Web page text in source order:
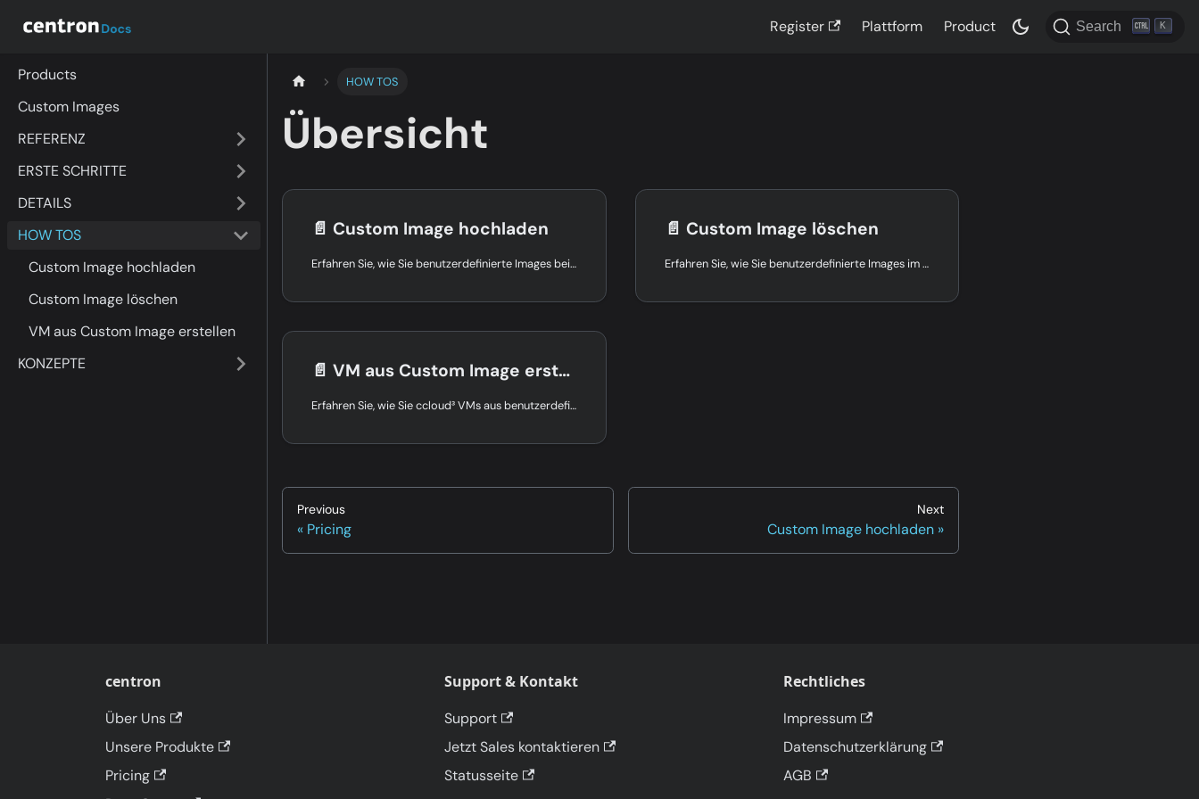
Register Plattform Product Search K
Products
Custom Images
REFERENZ
ERSTE SCHRITTE
DETAILS
HOW TOS
Custom Image hochladen
Custom Image löschen
VM aus Custom Image erstellen
KONZEPTE
HOW TOS
Übersicht
📄️ Custom Image hochladen
Erfahren Sie, wie Sie benutzerdefinierte Images bei centron hochladen: Anforderungen, unterstützte Formate, Upload per Control Panel oder URL und wichtige Hinweise.
📄️ Custom Image löschen
Erfahren Sie, wie Sie benutzerdefinierte Images im centron Control Panel sicher löschen und was dabei mit bestehenden ccloud³ VMs passiert.
📄️ VM aus Custom Image erstellen
Erfahren Sie, wie Sie ccloud³ VMs aus benutzerdefinierten Images erstellen – direkt über den VM-Erstellungsdialog oder das Image-Menü im centron Control Panel.
Previous
Pricing
Next
Custom Image hochladen
centron
Über Uns
Unsere Produkte
Pricing
Support & Kontakt
Support
Jetzt Sales kontaktieren
Statusseite
Rechtliches
Impressum
Datenschutzerklärung
AGB